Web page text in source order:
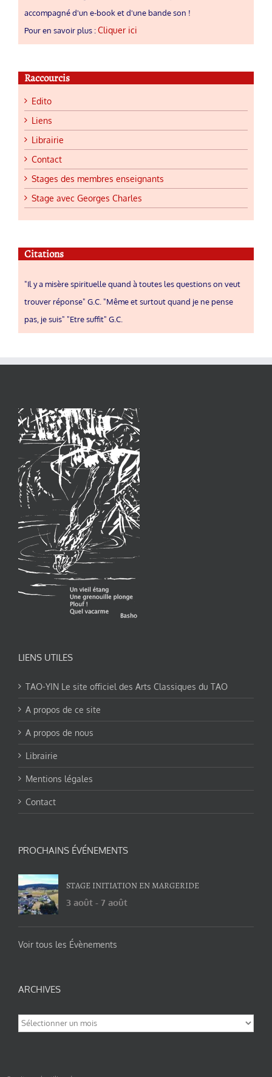
accompagné d'un e-book et d'une bande son !
Pour en savoir plus :Cliquer ici
Raccourcis
Edito
Liens
Librairie
Contact
Stages des membres enseignants
Stage avec Georges Charles
Citations
"Il y a misère spirituelle quand à toutes les questions on veut
trouver réponse" G.C. "Même et surtout quand je ne pense
pas, je suis" "Etre suffit" G.C.
LIENS UTILES
TAO-YIN Le site officiel des Arts Classiques du TAO
A propos de ce site
A propos de nous
Librairie
Mentions légales
Contact
PROCHAINS ÉVÉNEMENTS
STAGE INITIATION EN MARGERIDE
3 août - 7 août
Voir tous les Évènements
ARCHIVES
Archives